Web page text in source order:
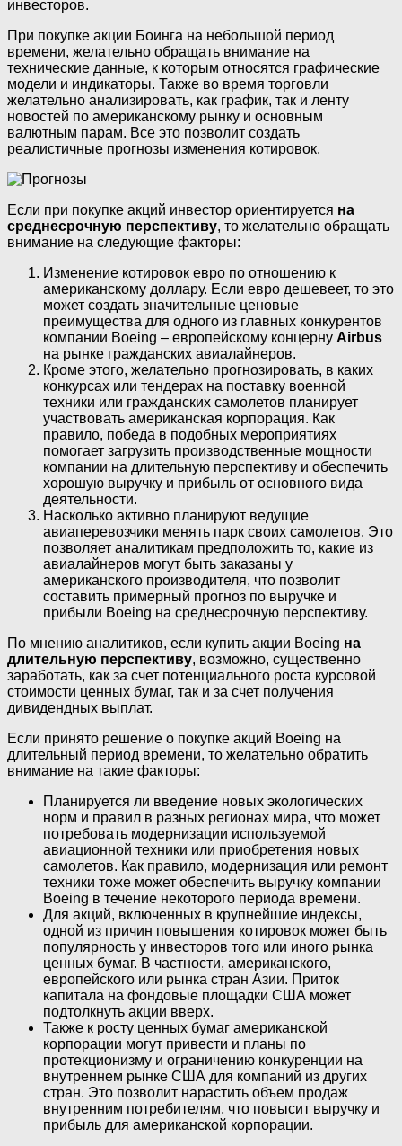
инвесторов.
При покупке акции Боинга на небольшой период
времени, желательно обращать внимание на
технические данные, к которым относятся графические
модели и индикаторы. Также во время торговли
желательно анализировать, как график, так и ленту
новостей по американскому рынку и основным
валютным парам. Все это позволит создать
реалистичные прогнозы изменения котировок.
Если при покупке акций инвестор ориентируется на
среднесрочную перспективу, то желательно обращать
внимание на следующие факторы:
Изменение котировок евро по отношению к
американскому доллару. Если евро дешевеет, то это
может создать значительные ценовые
преимущества для одного из главных конкурентов
компании Boeing – европейскому концерну Airbus
на рынке гражданских авиалайнеров.
Кроме этого, желательно прогнозировать, в каких
конкурсах или тендерах на поставку военной
техники или гражданских самолетов планирует
участвовать американская корпорация. Как
правило, победа в подобных мероприятиях
помогает загрузить производственные мощности
компании на длительную перспективу и обеспечить
хорошую выручку и прибыль от основного вида
деятельности.
Насколько активно планируют ведущие
авиаперевозчики менять парк своих самолетов. Это
позволяет аналитикам предположить то, какие из
авиалайнеров могут быть заказаны у
американского производителя, что позволит
составить примерный прогноз по выручке и
прибыли Boeing на среднесрочную перспективу.
По мнению аналитиков, если купить акции Boeing на
длительную перспективу, возможно, существенно
заработать, как за счет потенциального роста курсовой
стоимости ценных бумаг, так и за счет получения
дивидендных выплат.
Если принято решение о покупке акций Boeing на
длительный период времени, то желательно обратить
внимание на такие факторы:
Планируется ли введение новых экологических
норм и правил в разных регионах мира, что может
потребовать модернизации используемой
авиационной техники или приобретения новых
самолетов. Как правило, модернизация или ремонт
техники тоже может обеспечить выручку компании
Boeing в течение некоторого периода времени.
Для акций, включенных в крупнейшие индексы,
одной из причин повышения котировок может быть
популярность у инвесторов того или иного рынка
ценных бумаг. В частности, американского,
европейского или рынка стран Азии. Приток
капитала на фондовые площадки США может
подтолкнуть акции вверх.
Также к росту ценных бумаг американской
корпорации могут привести и планы по
протекционизму и ограничению конкуренции на
внутреннем рынке США для компаний из других
стран. Это позволит нарастить объем продаж
внутренним потребителям, что повысит выручку и
прибыль для американской корпорации.